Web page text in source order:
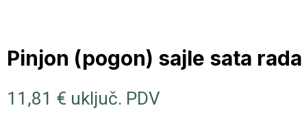
Pinjon (pogon) sajle sata
11,81 € uključ. PDV